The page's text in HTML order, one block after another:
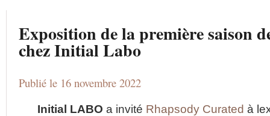
Exposition de la première saison
chez Initial Labo
Publié le 16 novembre 2022
Initial LABO a invité Rhapsody Curated à